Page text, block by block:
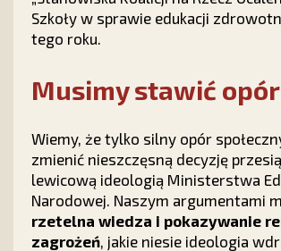
Szkoły w sprawie edukacji
tego roku.
Musimy stawić opór
Wiemy, że tylko silny opór
zmienić nieszczęsną decyzję
lewicową ideologią Ministerstwa
Narodowej. Naszym argumentami
rzetelna wiedza i pokazywanie
zagrożeń , jakie niesie ideologia